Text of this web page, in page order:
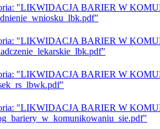
"LIKWIDACJA BARIER W
"LIKWIDACJA BARIER W
"LIKWIDACJA BARIER W
"LIKWIDACJA BARIER W